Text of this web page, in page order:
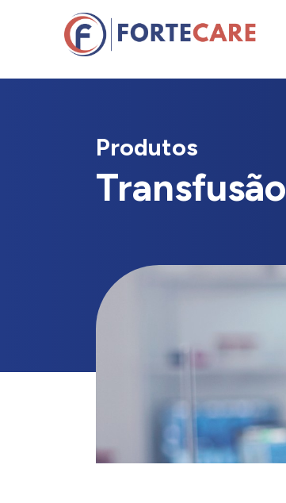
Produtos
Transfusão